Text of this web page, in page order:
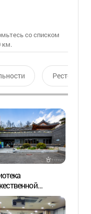
со списком
км.
Ресторан
Чхонун
학도서관)